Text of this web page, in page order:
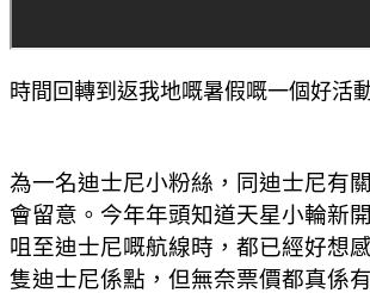
時間回轉到返我地嘅暑假嘅一個好活
為一名迪士尼小粉絲，同迪士尼有
會留意。今年年頭知道天星小輪新
咀至迪士尼嘅航線時，都已經好想
隻迪士尼係點，但無奈票價都真係